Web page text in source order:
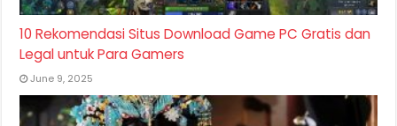
10 Rekomendasi Situs Download Game PC Gratis dan
Legal untuk Para Gamers
June 9, 2025